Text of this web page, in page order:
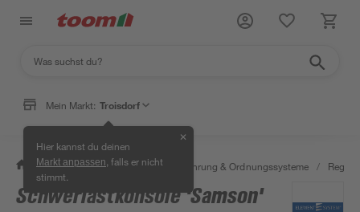
Mein Markt: Troisdorf
Hier kannst du deinen
Markt anpassen , falls er nicht
stimmt.
✕
/ Wohnen & Haushalt / Aufbewahrung & Ordnungssysteme / Regale
Bestseller
Schwerlastkonsole 'Samson'